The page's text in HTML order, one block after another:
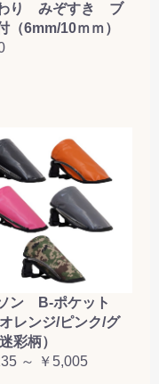
り みぞすき ブ
（6mm/10ｍｍ）
ン B-ポケット
オレンジ/ピンク/グ
彩柄）
～ ￥5,005